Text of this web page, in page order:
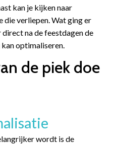
kan je kijken naar
die verliepen. Wat ging er
na de feestdagen de
optimaliseren.
de piek doe
wordt is de